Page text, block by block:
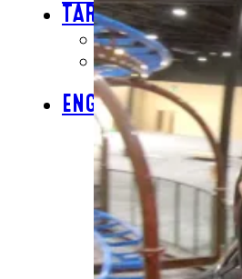
TARJETAS DE
COMPRA
CONSULTAR
TARJETA DE
ENGLISH